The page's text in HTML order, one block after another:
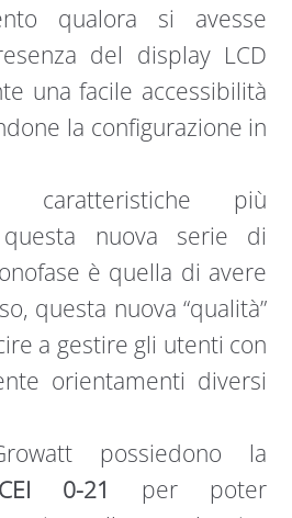
qualora si avesse
del display LCD
una facile accessibilità
la configurazione in
caratteristiche più
nuova serie di
è quella di avere
questa nuova “qualità”
a gestire gli utenti con
orientamenti diversi
possiedono la
0-21
per poter